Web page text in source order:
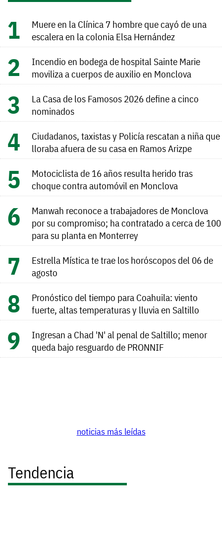
Muere en la Clínica 7 hombre que cayó de una
escalera en la colonia Elsa Hernández
Incendio en bodega de hospital Sainte Marie
moviliza a cuerpos de auxilio en Monclova
La Casa de los Famosos 2026 define a cinco
nominados
Ciudadanos, taxistas y Policía rescatan a niña que
lloraba afuera de su casa en Ramos Arizpe
Motociclista de 16 años resulta herido tras
choque contra automóvil en Monclova
Manwah reconoce a trabajadores de Monclova
por su compromiso; ha contratado a cerca de 100
para su planta en Monterrey
Estrella Mística te trae los horóscopos del 06 de
agosto
Pronóstico del tiempo para Coahuila: viento
fuerte, altas temperaturas y lluvia en Saltillo
Ingresan a Chad 'N' al penal de Saltillo; menor
queda bajo resguardo de PRONNIF
noticias más leídas
Tendencia